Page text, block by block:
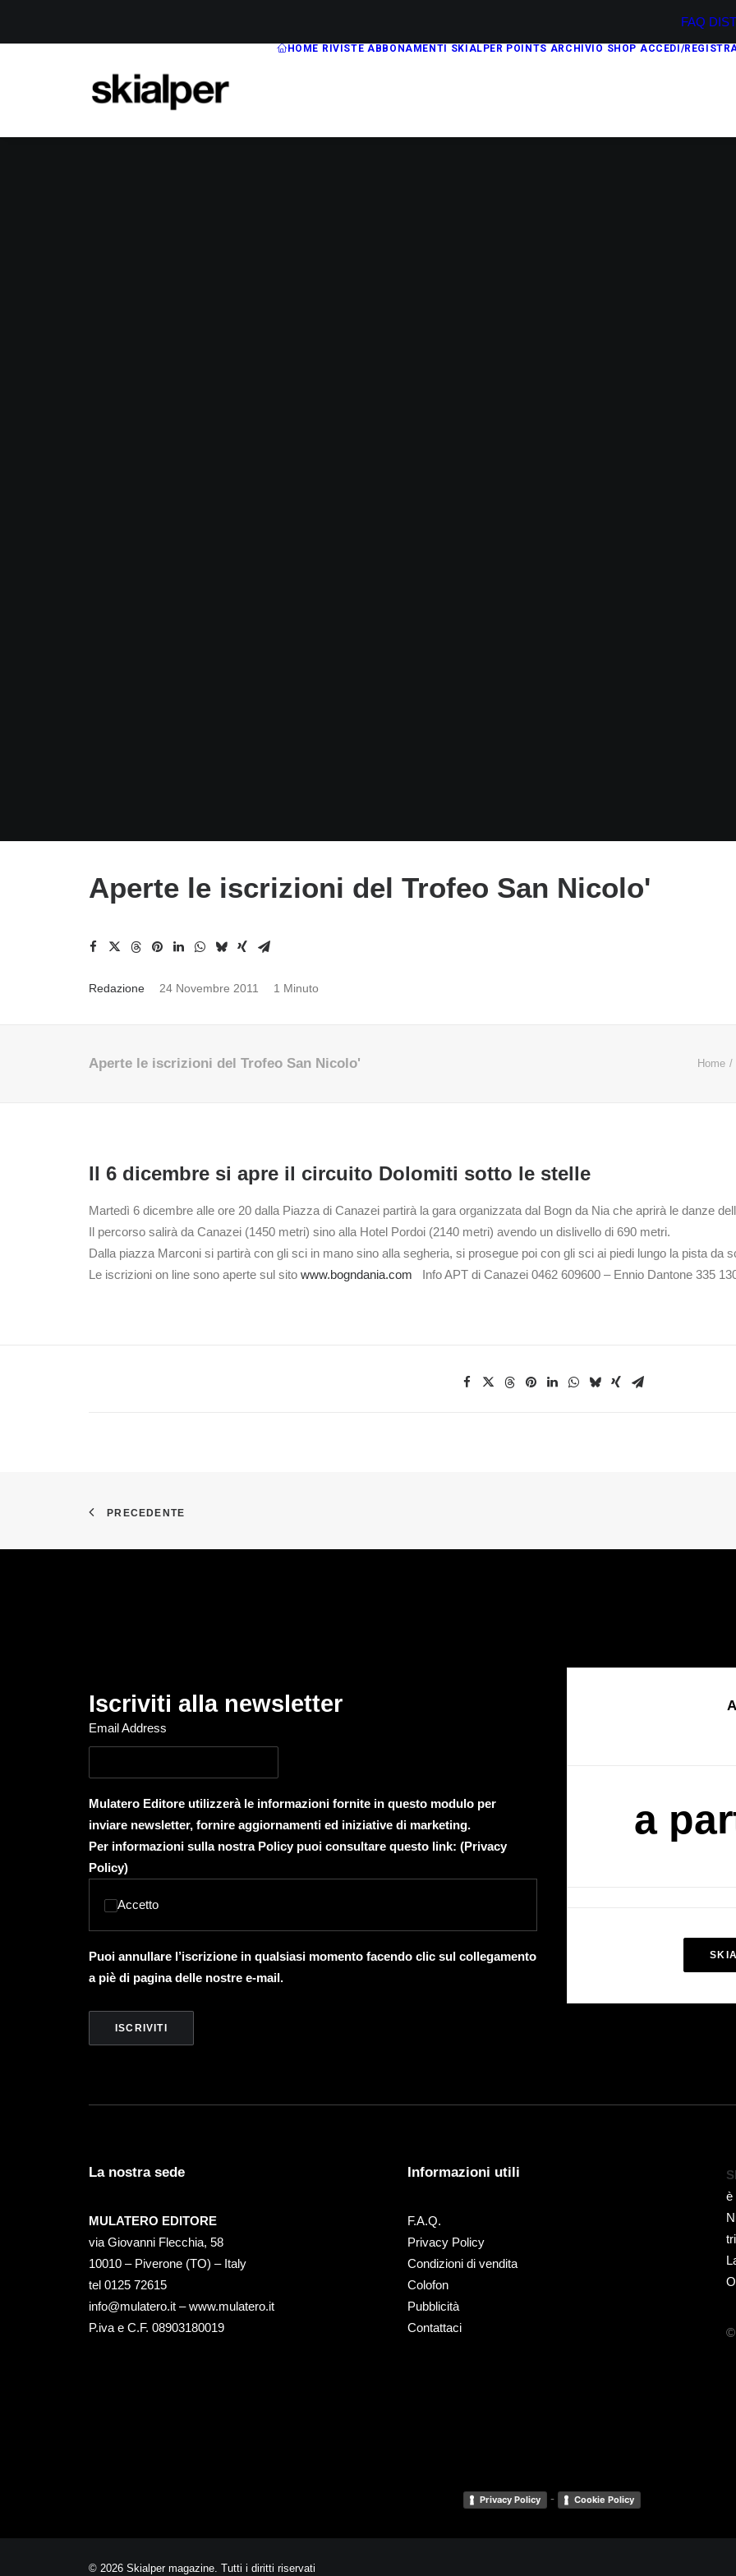
FAQ
HOME RIVISTE ABBONAMENTI SKIALPER POINTS ARCHIVIO SHOP ACCEDI/
Aperte le iscrizioni del Trofeo San Nicolo'
Redazione 24 Novembre 2011 1 Minuto
Aperte le iscrizioni del Trofeo San Nicolo' Home
Il 6 dicembre si apre il circuito Dolomiti sotto le stelle
Martedì 6 dicembre alle ore 20 dalla Piazza di Canazei partirà la gara organizzata dal Bogn da Nia che aprirà le danze
Il percorso salirà da Canazei (1450 metri) sino alla Hotel Pordoi (2140 metri) avendo un dislivello di 690 metri.
Dalla piazza Marconi si partirà con gli sci in mano sino alla segheria, si prosegue poi con gli sci ai piedi lungo la pista da
Le iscrizioni on line sono aperte sul sito www.bogndania.com Info APT di Canazei 0462 609600 – Ennio Dantone 335
PRECEDENTE
Iscriviti alla newsletter
Email Address
Mulatero Editore utilizzerà le informazioni fornite in questo modulo per
inviare newsletter, fornire aggiornamenti ed iniziative di marketing.
Per informazioni sulla nostra Policy puoi consultare questo link: (Privacy
Policy)
Accetto
Puoi annullare l’iscrizione in qualsiasi momento facendo clic sul collegamento
a piè di pagina delle nostre e-mail.
a
La nostra sede
MULATERO EDITORE
via Giovanni Flecchia, 58
10010 – Piverone (TO) – Italy
tel ‭0125 72615‬
info@mulatero.it –www.mulatero.it
P.iva e C.F. 08903180019
Informazioni utili
F.A.Q.
Privacy Policy
Condizioni di vendita
Colofon
Pubblicità
Contattaci
è
©
Privacy Policy - Cookie Policy
© 2026 Skialper magazine. Tutti i diritti riservati